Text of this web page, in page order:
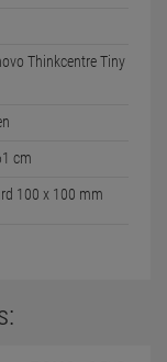
Thinkcentre Tiny
cm
100 x 100 mm